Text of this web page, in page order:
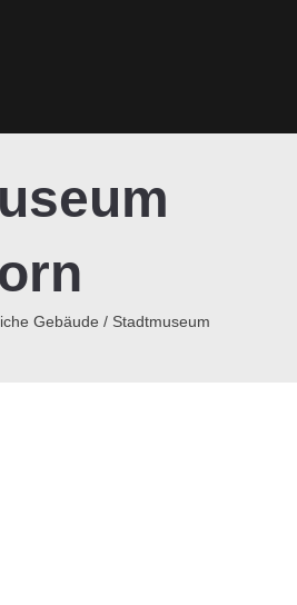
Gebäude / Stadtmuseum